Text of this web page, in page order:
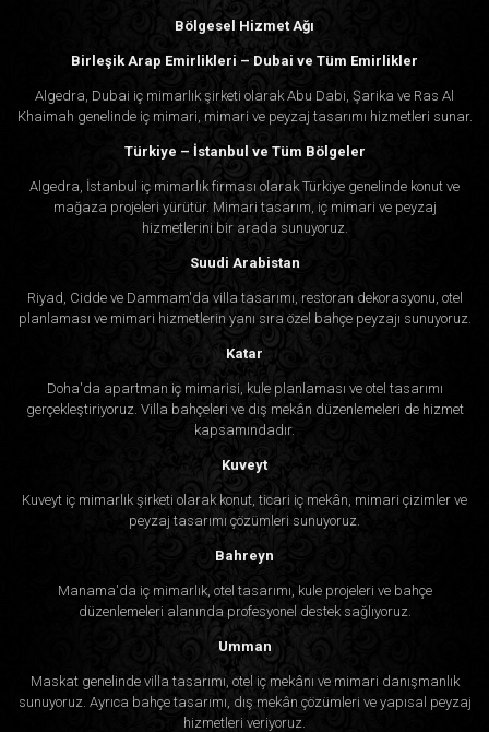
Bölgesel Hizmet Ağı
Birleşik Arap Emirlikleri – Dubai ve Tüm Emirlikler
Algedra, Dubai iç mimarlık şirketi olarak Abu Dabi, Şarika ve Ras Al
Khaimah genelinde iç mimari, mimari ve peyzaj tasarımı hizmetleri sunar.
Türkiye – İstanbul ve Tüm Bölgeler
Algedra, İstanbul iç mimarlık firması olarak Türkiye genelinde konut ve
mağaza projeleri yürütür. Mimari tasarım, iç mimari ve peyzaj
hizmetlerini bir arada sunuyoruz.
Suudi Arabistan
Riyad, Cidde ve Dammam'da villa tasarımı, restoran dekorasyonu, otel
planlaması ve mimari hizmetlerin yanı sıra özel bahçe peyzajı sunuyoruz.
Katar
Doha'da apartman iç mimarisi, kule planlaması ve otel tasarımı
gerçekleştiriyoruz. Villa bahçeleri ve dış mekân düzenlemeleri de hizmet
kapsamındadır.
Kuveyt
Kuveyt iç mimarlık şirketi olarak konut, ticari iç mekân, mimari çizimler ve
peyzaj tasarımı çözümleri sunuyoruz.
Bahreyn
Manama'da iç mimarlık, otel tasarımı, kule projeleri ve bahçe
düzenlemeleri alanında profesyonel destek sağlıyoruz.
Umman
Maskat genelinde villa tasarımı, otel iç mekânı ve mimari danışmanlık
sunuyoruz. Ayrıca bahçe tasarımı, dış mekân çözümleri ve yapısal peyzaj
hizmetleri veriyoruz.